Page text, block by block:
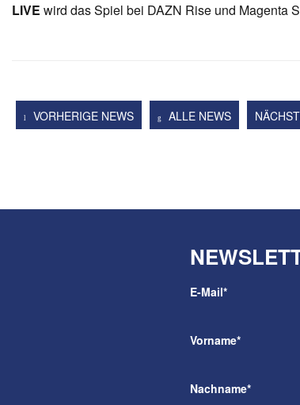
LIVE wird das Spiel bei DAZN Rise und Magenta
VORHERIGE NEWS ALLE NEWS
E-Mail*
Vorname*
Nachname*